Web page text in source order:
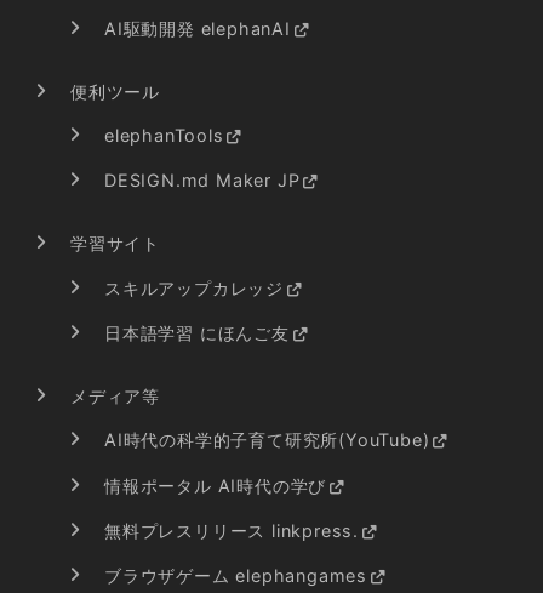
AI駆動開発 elephanAI
便利ツール
elephanTools
DESIGN.md Maker JP
学習サイト
スキルアップカレッジ
日本語学習 にほんご友
メディア等
AI時代の科学的子育て研究所(YouTube)
情報ポータル AI時代の学び
無料プレスリリース linkpress.
ブラウザゲーム elephangames